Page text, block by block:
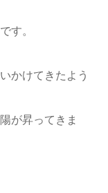
す。
かけてきたよう
が昇ってきま